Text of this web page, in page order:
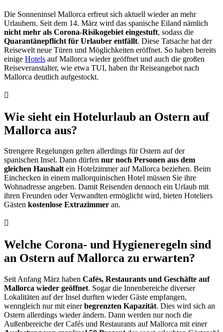
Die Sonneninsel Mallorca erfreut sich aktuell wieder an mehr
Urlaubern. Seit dem 14. März wird das spanische Eiland nämlich
nicht mehr als Corona-Risikogebiet eingestuft, sodass die
Quarantänepflicht für Urlauber entfällt. Diese Tatsache hat der
Reisewelt neue Türen und Möglichkeiten eröffnet. So haben bereits
einige Hotels auf Mallorca wieder geöffnet und auch die großen
Reiseveranstalter, wie etwa TUI, haben ihr Reiseangebot nach
Mallorca deutlich aufgestockt.
Wie sieht ein Hotelurlaub an Ostern auf
Mallorca aus?
Strengere Regelungen gelten allerdings für Ostern auf der
spanischen Insel. Dann dürfen nur noch Personen aus dem
gleichen Haushaltein Hotelzimmer auf Mallorca beziehen. Beim
Einchecken in einem mallorquinischen Hotel müssen Sie ihre
Wohnadresse angeben. Damit Reisenden dennoch ein Urlaub mit
ihren Freunden oder Verwandten ermöglicht wird, bieten Hoteliers
Gästen kostenlose Extrazimmer an.
Welche Corona- und Hygieneregeln sind
an Ostern auf Mallorca zu erwarten?
Seit Anfang März haben Cafés, Restaurants und Geschäfte auf
Mallorca wieder geöffnet. Sogar die Innenbereiche diverser
Lokalitäten auf der Insel durften wieder Gäste empfangen,
wenngleich nur mit einerbegrenzten Kapazität. Dies wird sich an
Ostern allerdings wieder ändern. Dann werden nur noch die
Außenbereiche der Cafés und Restaurants auf Mallorca mit einer